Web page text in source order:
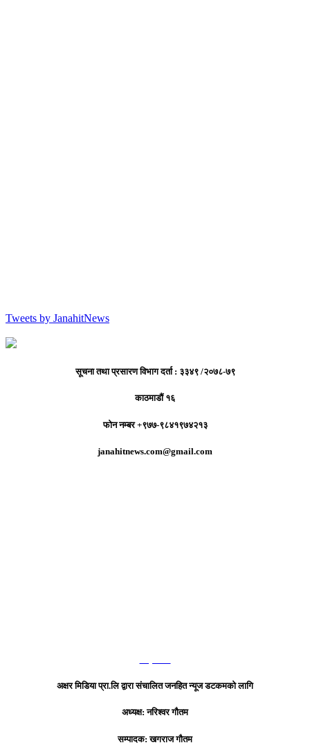
Tweets by JanahitNews
सूचना तथा प्रसारण विभाग दर्ता : ३३४९ /२०७८-७९
काठमाडौं १६
फोन नम्बर +९७७-९८४१९७४२१३
janahitnews.com@gmail.com
अक्षर मिडिया प्रा.लि द्वारा संचालित जनहित न्यूज डटकमको लागि
अध्यक्ष: नरिश्वर गौतम
सम्पादक: खगराज गौतम